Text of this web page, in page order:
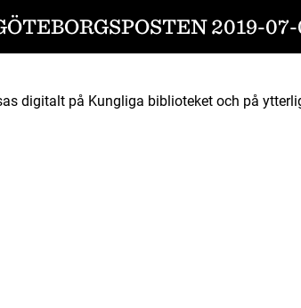
2019-
digitalt på Kungliga biblioteket och på